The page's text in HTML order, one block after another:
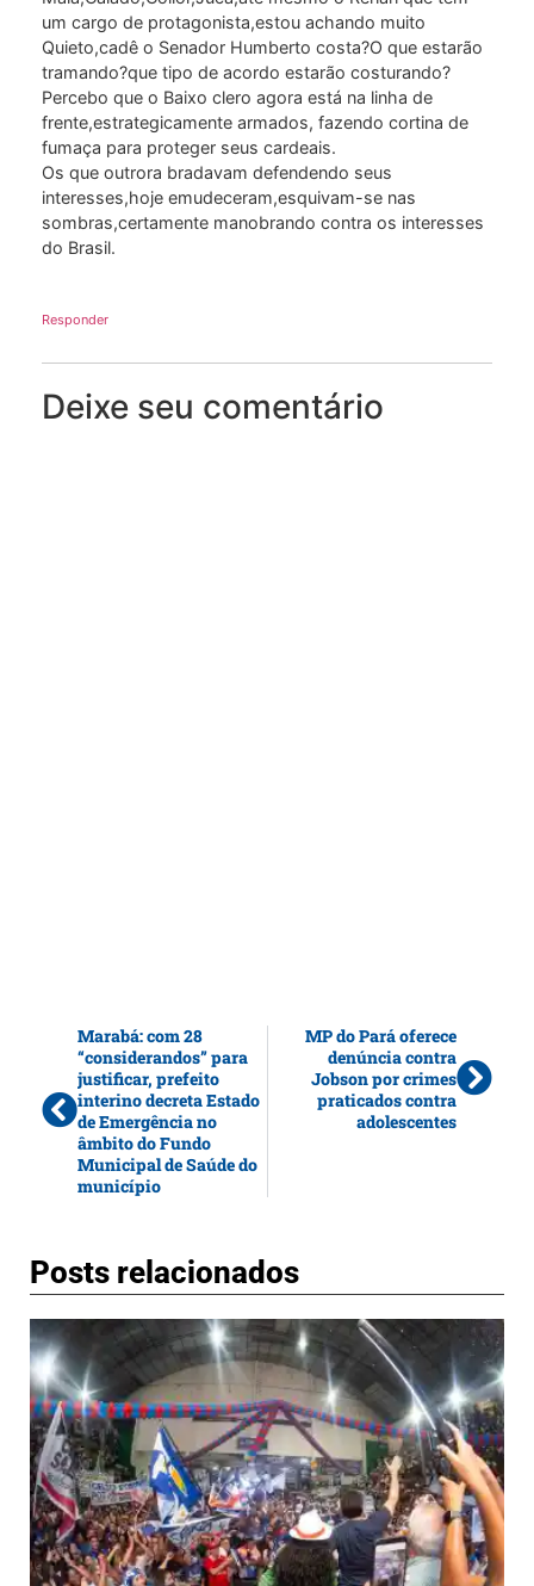
um cargo de protagonista,estou achando muito
Quieto,cadê o Senador Humberto costa?O que estarão
tramando?que tipo de acordo estarão costurando?
Percebo que o Baixo clero agora está na linha de
frente,estrategicamente armados, fazendo cortina de
fumaça para proteger seus cardeais.
Os que outrora bradavam defendendo seus
interesses,hoje emudeceram,esquivam-se nas
sombras,certamente manobrando contra os interesses
do Brasil.
Responder
Deixe seu comentário
Marabá: com 28
“considerandos” para
justificar, prefeito
interino decreta Estado
de Emergência no
âmbito do Fundo
Municipal de Saúde do
município
MP do Pará oferece
denúncia contra
Jobson por crimes
praticados contra
adolescentes
Posts relacionados